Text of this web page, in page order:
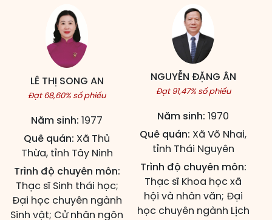
LÊ THỊ SONG AN
Đạt 68,60% số phiếu
Năm sinh: 1977
Quê quán: Xã Thủ
Thừa, tỉnh Tây Ninh
Trình độ chuyên môn:
Thạc sĩ Sinh thái học;
Đại học chuyên ngành
Sinh vật; Cử nhân ngôn
NGUYỄN ĐẶNG ÂN
Đạt 91,47% số phiếu
Năm sinh: 1970
Quê quán: Xã Võ Nhai,
tỉnh Thái Nguyên
Trình độ chuyên môn:
Thạc sĩ Khoa học xã
hội và nhân văn; Đại
học chuyên ngành Lịch